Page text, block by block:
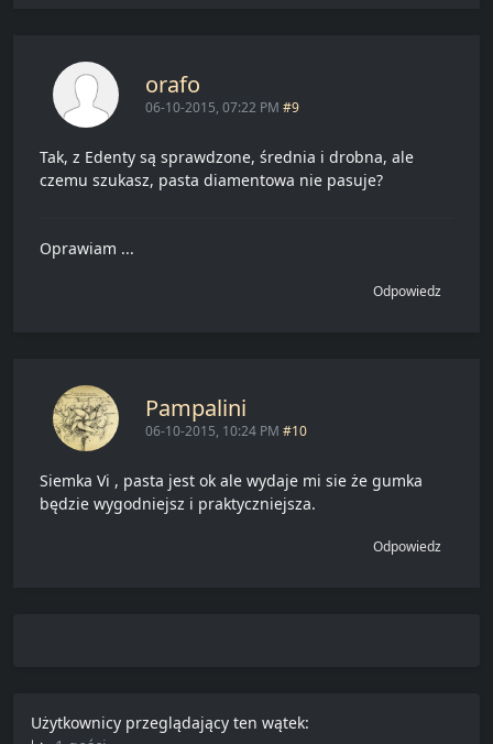
orafo
06-10-2015, 07:22 PM #9
Tak, z Edenty są sprawdzone, średnia i drobna, ale
czemu szukasz, pasta diamentowa nie pasuje?
Oprawiam ...
Odpowiedz
Pampalini
06-10-2015, 10:24 PM #10
Siemka Vi , pasta jest ok ale wydaje mi sie że gumka
będzie wygodniejsz i praktyczniejsza.
Odpowiedz
Użytkownicy przeglądający ten wątek: